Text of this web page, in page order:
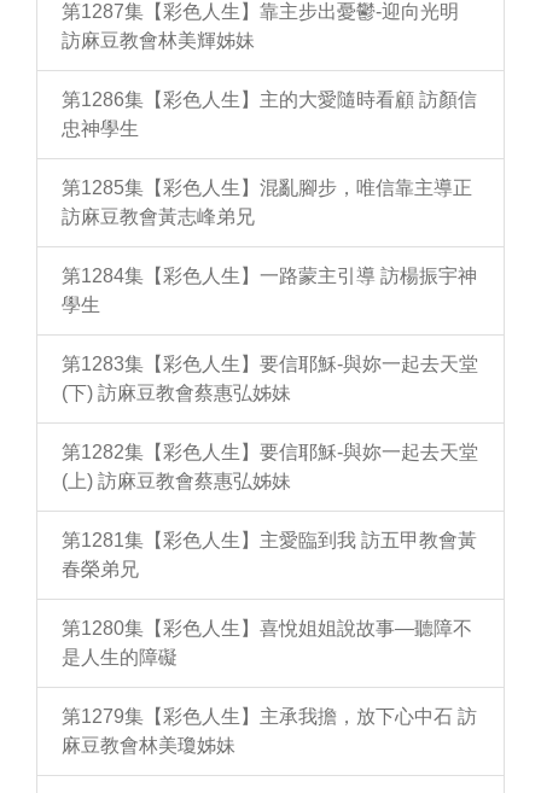
第1287集【彩色人生】靠主步出憂鬱-迎向光明
訪麻豆教會林美輝姊妹
第1286集【彩色人生】主的大愛隨時看顧 訪顏信
忠神學生
第1285集【彩色人生】混亂腳步，唯信靠主導正
訪麻豆教會黃志峰弟兄
第1284集【彩色人生】一路蒙主引導 訪楊振宇神
學生
第1283集【彩色人生】要信耶穌-與妳一起去天堂
(下) 訪麻豆教會蔡惠弘姊妹
第1282集【彩色人生】要信耶穌-與妳一起去天堂
(上) 訪麻豆教會蔡惠弘姊妹
第1281集【彩色人生】主愛臨到我 訪五甲教會黃
春榮弟兄
第1280集【彩色人生】喜悅姐姐說故事—聽障不
是人生的障礙
第1279集【彩色人生】主承我擔，放下心中石 訪
麻豆教會林美瓊姊妹